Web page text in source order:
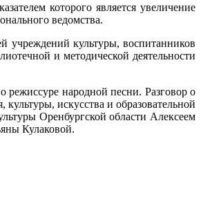
которого является увеличение
ведомства.
учреждений культуры, воспитанников
и методической деятельности
режиссуре народной песни. Разговор о
искусства и образовательной
Оренбургской области Алексеем
Кулаковой.